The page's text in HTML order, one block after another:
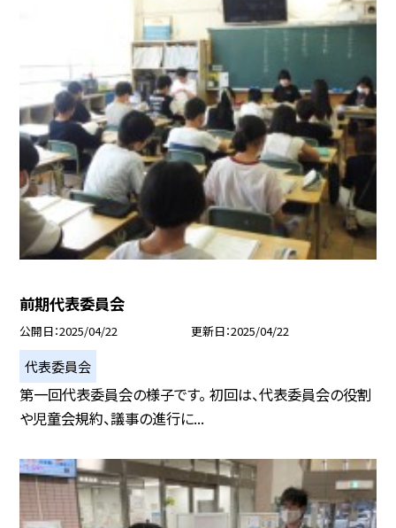
前期代表委員会
公開日 2025/04/22 更新日 2025/04/22
代表委員会
第一回代表委員会の様子です。 初回は、代表委員会の役割
や児童会規約、議事の進行に...